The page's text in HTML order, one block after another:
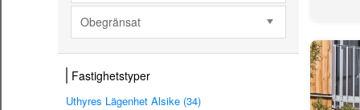
Obegränsat
Fastighetstyper
Uthyres Lägenhet Alsike (34)